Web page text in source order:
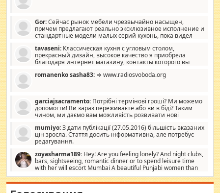
Gor:Сейчас рынок мебели чрезвычайно насыщен,
причем предлагают реально эксклюзивное исполнение и
стандартные модели малых серий кухонь, пока видел
стандартные формы, в MebelOk, креативненько и что главное -
со вкусом все в порядке, без ненужных наворотов удорожающих
мебель, а это не последний фактор.
tavaseni: Классическая кухня с угловым столом,
прекрасный дизайн, высокое качество я приобрела
благодаря интернет магазину, контакты которого вы
romanenko sasha83: ⇒ www.radiosvoboda.org
garciajsacramento: Потрібні термінові гроші? Ми можемо
допомогти! Ви зараз переживаєте або ви в біді? Таким
чином, ми даємо вам можливість розвивати нові
допомагати людям, які намагаються дати їм шанс. Кожен
заслуговує на другий шанс, і, оскільки влада не зможе, вони
повинні приймати від інших. Для нас нема багато суми, і зрілість
витрат, а тільки узгоджених сум і нічого іншого. Не чекайте і не
коментуйте цей пост. Введіть суму, яку ви хочете подати, і ми
зв'яжемося з вами з усіма варіантами. зв'яжіться з нами
сьогодні на garciajsacramento@gmail.com Вам потрібні термінові
гроші? Ми можемо допомогти!
mumiyo:З дати публікації (27.05.2016) більшість вказаних
цін зросла. Стаття досить інформативна, але потребує
редагування.
zoyasharma189: Hey! Are you feeling lonely? And night clubs,
bars, sightseeing, romantic dinner or to spend leisure time
with her will escort Mumbai A beautiful Punjabi women than
sexy escort companion in arms that you guys feel like 5 star luxury
hotel had to spend the night in their search for loved solitaire free